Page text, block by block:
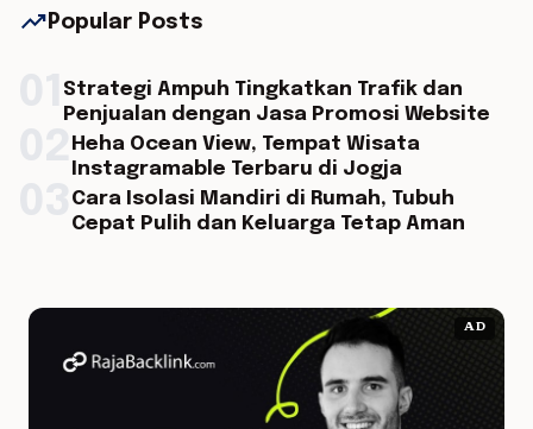
trending_up Popular Posts
Strategi Ampuh Tingkatkan Trafik dan
Penjualan dengan Jasa Promosi Website
Heha Ocean View, Tempat Wisata
Instagramable Terbaru di Jogja
Cara Isolasi Mandiri di Rumah, Tubuh
Cepat Pulih dan Keluarga Tetap Aman
AD